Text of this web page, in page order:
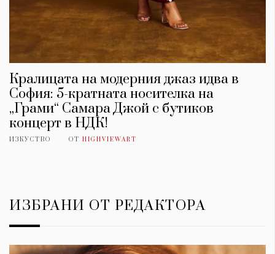
Кралицата на модерния джаз идва в
София: 5-кратната носителка на
„Грами“ Самара Джой с бутиков
концерт в НДК!
ИЗКУСТВО ОТ HIGHVIEWART
ИЗБРАНИ ОТ РЕДАКТОРА